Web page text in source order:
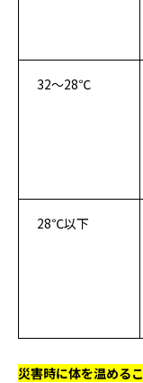
32～28℃
28℃以下
災害時に体を温める